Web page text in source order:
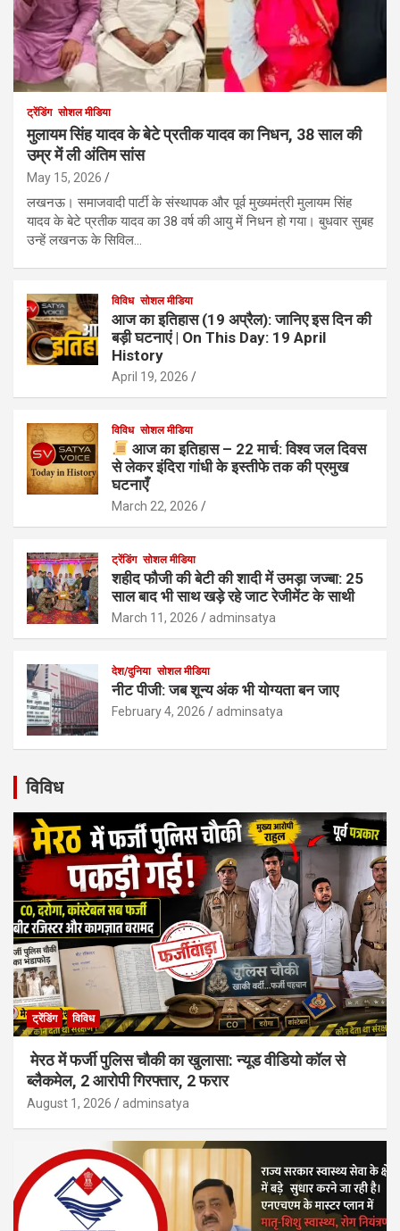
ट्रेंडिंग सोशल मीडिया
मुलायम सिंह यादव के बेटे प्रतीक यादव का निधन, 38 साल की
उम्र में ली अंतिम सांस
May 15, 2026
लखनऊ। समाजवादी पार्टी के संस्थापक और पूर्व मुख्यमंत्री मुलायम सिंह
यादव के बेटे प्रतीक यादव का 38 वर्ष की आयु में निधन हो गया। बुधवार सुबह
उन्हें लखनऊ के सिविल…
विविध सोशल मीडिया
आज का इतिहास (19 अप्रैल): जानिए इस दिन की
बड़ी घटनाएं | On This Day: 19 April
History
April 19, 2026
विविध सोशल मीडिया
आज का इतिहास – 22 मार्च: विश्व जल दिवस
से लेकर इंदिरा गांधी के इस्तीफे तक की प्रमुख
घटनाएँ
March 22, 2026
ट्रेंडिंग सोशल मीडिया
शहीद फौजी की बेटी की शादी में उमड़ा जज्बा: 25
साल बाद भी साथ खड़े रहे जाट रेजीमेंट के साथी
March 11, 2026 adminsatya
देश/दुनिया सोशल मीडिया
नीट पीजी: जब शून्य अंक भी योग्यता बन जाए
February 4, 2026 adminsatya
विविध
ट्रेंडिंग विविध
मेरठ में फर्जी पुलिस चौकी का खुलासा: न्यूड वीडियो कॉल से
ब्लैकमेल, 2 आरोपी गिरफ्तार, 2 फरार
August 1, 2026 adminsatya